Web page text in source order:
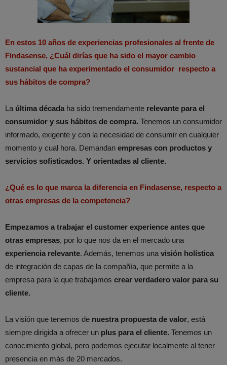
En estos 10 años de experiencias profesionales al frente de
Findasense, ¿Cuál dirías que ha sido el mayor cambio
sustancial que ha experimentado el consumidor respecto a
sus hábitos de compra?
La última década ha sido tremendamente relevante para el
consumidor y sus hábitos de compra. Tenemos un consumidor
informado, exigente y con la necesidad de consumir en cualquier
momento y cual hora. Demandan empresas con productos y
servicios sofisticados. Y orientadas al cliente.
¿Qué es lo que marca la diferencia en Findasense, respecto a
otras empresas de la competencia?
Empezamos a trabajar el customer experience antes que
otras empresas, por lo que nos da en el mercado una
experiencia relevante. Además, tenemos una visión holística
de integración de capas de la compañía, que permite a la
empresa para la que trabajamos crear verdadero valor para su
cliente.
La visión que tenemos de nuestra propuesta de valor, está
siempre dirigida a ofrecer un plus para el cliente. Tenemos un
conocimiento global, pero podemos ejecutar localmente al tener
presencia en más de 20 mercados.